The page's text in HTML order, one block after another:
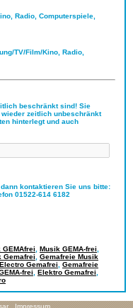
Radio, Computerspiele,
TV/Film/Kino, Radio,
beschränkt sind! Sie
zeitlich unbeschränkt
hinterlegt und auch
kontaktieren Sie uns bitte:
01522-614 6182
GEMAfrei Musik GEMA-frei
Gemafrei
Gemafreie Musik
Electro Gemafrei
Gemafreie
frei Elektro Gemafrei
Impressum